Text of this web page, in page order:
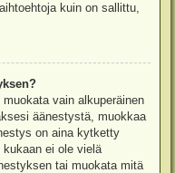
kuin on sallittu,
vain alkuperäinen
äänestystä, muokkaa
on aina kytketty
ei ole vielä
tai muokata mitä